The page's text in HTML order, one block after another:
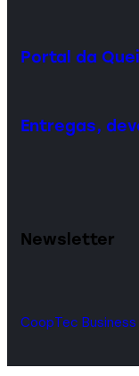
Portal da
Entregas,
Newsletter
CoopTec Business